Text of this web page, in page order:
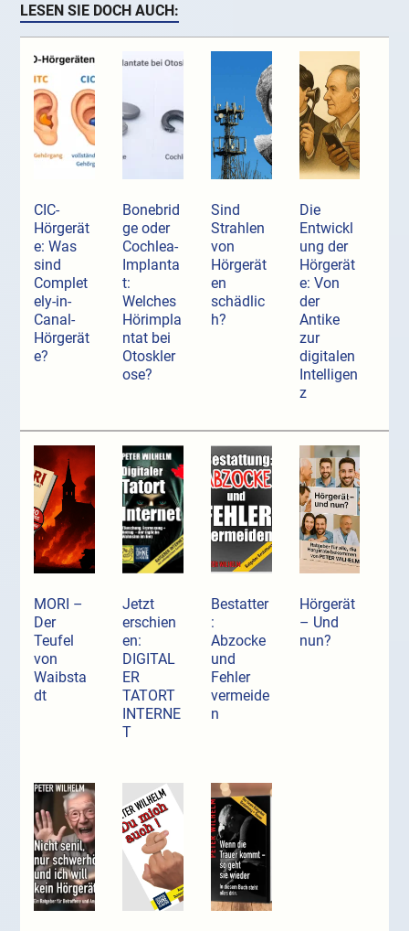
LESEN SIE DOCH AUCH:
CIC-
Hörgerät
e: Was
sind
Complet
ely-in-
Canal-
Hörgerät
e?
Bonebrid
ge oder
Cochlea-
Implanta
t:
Welches
Hörimpla
ntat bei
Otoskler
ose?
Sind
Strahlen
von
Hörgerät
en
schädlic
h?
Die
Entwickl
ung der
Hörgerät
e: Von
der
Antike
zur
digitalen
Intelligen
z
MORI –
Der
Teufel
von
Waibsta
dt
Jetzt
erschien
en:
DIGITAL
ER
TATORT
INTERNE
T
Bestatter
:
Abzocke
und
Fehler
vermeide
n
Hörgerät
– Und
nun?